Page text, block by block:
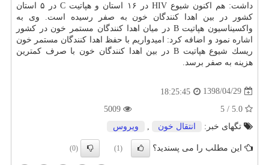
داشت: هم اكنون شیوع HIV در ۱۶ استان و هپاتیت C در ۵ استان
كشور در بین اهدا كنندگان خون به صفر رسیده است. وی به
واكسیناسیون هپاتیت B در میان اهدا كنندگان مستمر خون در كشور
اشاره نمود و اضافه كرد: امیدواریم با حفظ اهدا كنندگان مستمر خون
ریسك شیوع هپاتیت B در بین اهدا كنندگان خون با صرف كمترین
هزینه به صفر برسد.
1398/04/29
18:25:45
تگهای خبر:
انتقال خون ویروس
این مطلب را می پسندید؟ (1)
(0)